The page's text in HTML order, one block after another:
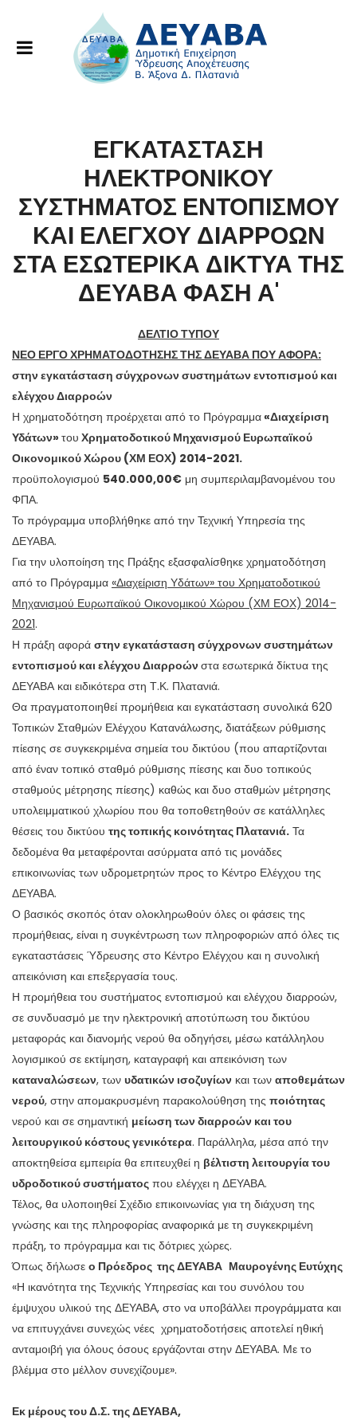
ΕΓΚΑΤΑΣΤΑΣΗ
ΗΛΕΚΤΡΟΝΙΚΟΥ
ΣΥΣΤΗΜΑΤΟΣ ΕΝΤΟΠΙΣΜΟΥ
ΚΑΙ ΕΛΕΓΧΟΥ ΔΙΑΡΡΟΩΝ
ΣΤΑ ΕΣΩΤΕΡΙΚΑ ΔΙΚΤΥΑ ΤΗΣ
ΔΕΥΑΒΑ ΦΑΣΗ Α'
ΔΕΛΤΙΟ ΤΥΠΟΥ
ΝΕΟ ΕΡΓΟ ΧΡΗΜΑΤΟΔΟΤΗΣΗΣ ΤΗΣ ΔΕΥΑΒΑ ΠΟΥ ΑΦΟΡΑ:
στην εγκατάσταση σύγχρονων συστημάτων εντοπισμού και
ελέγχου Διαρροών
Η χρηματοδότηση προέρχεται από το Πρόγραμμα«Διαχείριση
Υδάτων»του Χρηματοδοτικού Μηχανισμού Ευρωπαϊκού
Οικονομικού Χώρου (ΧΜ ΕΟΧ) 2014-2021.
προϋπολογισμού 540.000,00€ μη συμπεριλαμβανομένου του
ΦΠΑ.
Το πρόγραμμα υποβλήθηκε από την Τεχνική Υπηρεσία της
ΔΕΥΑΒΑ.
Για την υλοποίηση της Πράξης εξασφαλίσθηκε χρηματοδότηση
από το Πρόγραμμα «Διαχείριση Υδάτων» του Χρηματοδοτικού
Μηχανισμού Ευρωπαϊκού Οικονομικού Χώρου (ΧΜ ΕΟΧ) 2014-
2021.
Η πράξη αφορά στην εγκατάσταση σύγχρονων συστημάτων
εντοπισμού και ελέγχου Διαρροώνστα εσωτερικά δίκτυα της
ΔΕΥΑΒΑ και ειδικότερα στη Τ.Κ. Πλατανιά.
Θα πραγματοποιηθεί προμήθεια και εγκατάσταση συνολικά 620
Τοπικών Σταθμών Ελέγχου Κατανάλωσης, διατάξεων ρύθμισης
πίεσης σε συγκεκριμένα σημεία του δικτύου (που απαρτίζονται
από έναν τοπικό σταθμό ρύθμισης πίεσης και δυο τοπικούς
σταθμούς μέτρησης πίεσης) καθώς και δυο σταθμών μέτρησης
υπολειμματικού χλωρίου που θα τοποθετηθούν σε κατάλληλες
θέσεις του δικτύου της τοπικής κοινότητας Πλατανιά. Τα
δεδομένα θα μεταφέρονται ασύρματα από τις μονάδες
επικοινωνίας των υδρομετρητών προς το Κέντρο Ελέγχου της
ΔΕΥΑΒΑ.
Ο βασικός σκοπός όταν ολοκληρωθούν όλες οι φάσεις της
προμήθειας, είναι η συγκέντρωση των πληροφοριών από όλες τις
εγκαταστάσεις Ύδρευσης στο Κέντρο Ελέγχου και η συνολική
απεικόνιση και επεξεργασία τους.
Η προμήθεια του συστήματος εντοπισμού και ελέγχου διαρροών,
σε συνδυασμό με την ηλεκτρονική αποτύπωση του δικτύου
μεταφοράς και διανομής νερού θα οδηγήσει, μέσω κατάλληλου
λογισμικού σε εκτίμηση, καταγραφή και απεικόνιση των
καταναλώσεων, των υδατικών ισοζυγίων και των αποθεμάτων
νερού, στην απομακρυσμένη παρακολούθηση της ποιότητας
νερού και σε σημαντική μείωση των διαρροών και του
λειτουργικού κόστους γενικότερα. Παράλληλα, μέσα από την
αποκτηθείσα εμπειρία θα επιτευχθεί η βέλτιστη λειτουργία του
υδροδοτικού συστήματος που ελέγχει η ΔΕΥΑΒΑ.
Τέλος, θα υλοποιηθεί Σχέδιο επικοινωνίας για τη διάχυση της
γνώσης και της πληροφορίας αναφορικά με τη συγκεκριμένη
πράξη, το πρόγραμμα και τις δότριες χώρες.
Όπως δήλωσε ο Πρόεδρος της ΔΕΥΑΒΑ Μαυρογένης Ευτύχης
«Η ικανότητα της Τεχνικής Υπηρεσίας και του συνόλου του
έμψυχου υλικού της ΔΕΥΑΒΑ, στο να υποβάλλει προγράμματα και
να επιτυγχάνει συνεχώς νέες χρηματοδοτήσεις αποτελεί ηθική
ανταμοιβή για όλους όσους εργάζονται στην ΔΕΥΑΒΑ. Με το
βλέμμα στο μέλλον συνεχίζουμε».
Εκ μέρους του Δ.Σ. της ΔΕΥΑΒΑ,